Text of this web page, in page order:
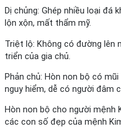
Dị chủng: Ghép nhiều loại đá
lộn xộn, mất thẩm mỹ.
Triệt lộ: Không có đường lên
triển của gia chủ.
Phản chủ: Hòn non bộ có
nguy hiểm, dễ có người đâm
Hòn non bộ cho người mệnh
các con số đẹp của mệnh